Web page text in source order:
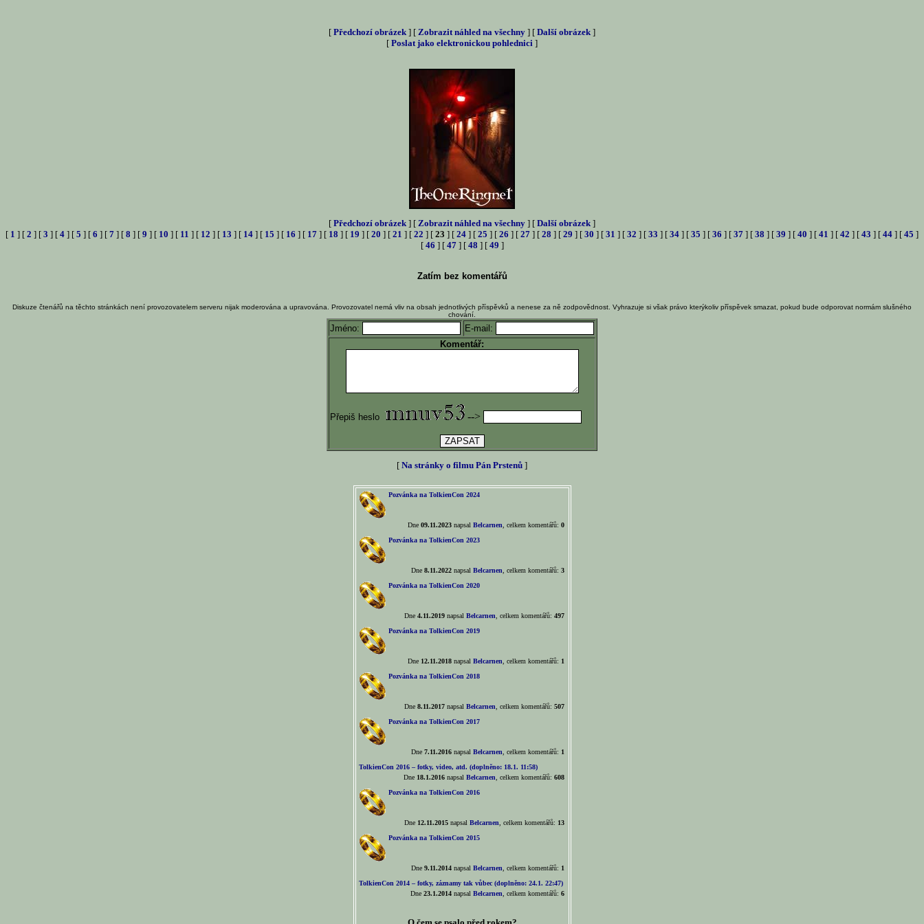
[ Předchozí obrázek ] [ Zobrazit náhled na všechny ] [ Další obrázek ]
[ Poslat jako elektronickou pohlednici ]
[ Předchozí obrázek ] [ Zobrazit náhled na všechny ] [ Další obrázek ]
[ 1 ] [ 2 ] [ 3 ] [ 4 ] [ 5 ] [ 6 ] [ 7 ] [ 8 ] [ 9 ] [ 10 ] [ 11 ] [ 12 ] [ 13 ] [ 14 ] [ 15 ] [ 16 ] [ 17 ] [ 18 ] [ 19 ] [ 20 ] [ 21 ] [ 22 ] [ 23 ] [ 24 ] [ 25 ] [ 26 ] [ 27 ] [ 28 ] [ 29 ] [ 30 ] [ 31 ] [ 32 ] [ 33 ] [ 34 ] [ 35 ] [ 36 ] [ 37 ] [ 38 ] [ 39 ] [ 40 ] [ 41 ] [ 42 ] [ 43 ] [ 44 ] [ 45 ]
[ 46 ] [ 47] [ 48 ] [ 49 ]
Zatím bez komentářů
Diskuze čtenářů na těchto stránkách není provozovatelem serveru nijak moderována a upravována. Provozovatel nemá vliv na obsah jednotlivých příspěvků a nenese za ně zodpovědnost. Vyhrazuje si však právo kterýkoliv příspěvek smazat, pokud bude odporovat normám slušného
chování.
Jméno:
E-mail:
Komentář:
Přepiš heslo -->
[ Na stránky o filmu Pán Prstenů ]
Pozvánka na TolkienCon 2024
Dne 09.11.2023napsal Belcarnen , celkem komentářů: 0
Pozvánka na TolkienCon 2023
Dne 8.11.2022napsal Belcarnen , celkem komentářů: 3
Pozvánka na TolkienCon 2020
Dne 4.11.2019napsal Belcarnen , celkem komentářů: 497
Pozvánka na TolkienCon 2019
Dne 12.11.2018napsal Belcarnen , celkem komentářů: 1
Pozvánka na TolkienCon 2018
Dne 8.11.2017napsal Belcarnen , celkem komentářů: 507
Pozvánka na TolkienCon 2017
Dne 7.11.2016napsal Belcarnen , celkem komentářů: 1
TolkienCon 2016 – fotky, video, atd. (doplněno: 18.1. 11:58)
Dne 18.1.2016napsal Belcarnen , celkem komentářů: 608
Pozvánka na TolkienCon 2016
Dne 12.11.2015napsal Belcarnen , celkem komentářů: 13
Pozvánka na TolkienCon 2015
Dne 9.11.2014napsal Belcarnen , celkem komentářů: 1
TolkienCon 2014 – fotky, záznamy tak vůbec (doplněno: 24.1. 22:47)
Dne 23.1.2014napsal Belcarnen , celkem komentářů: 6